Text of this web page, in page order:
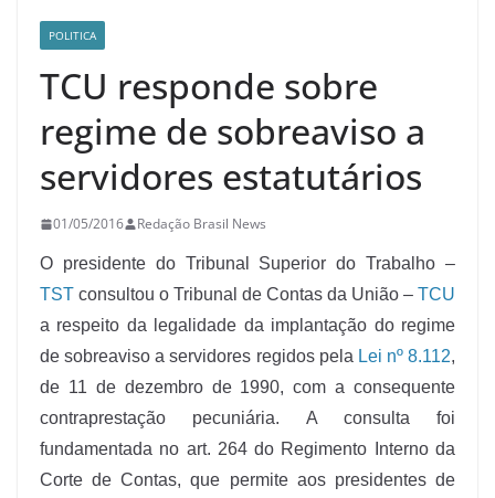
POLITICA
TCU responde sobre
regime de sobreaviso a
servidores estatutários
01/05/2016 Redação Brasil News
O presidente do Tribunal Superior do Trabalho –
TST consultou o Tribunal de Contas da União – TCU
a respeito da legalidade da implantação do regime
de sobreaviso a servidores regidos pela Lei nº 8.112,
de 11 de dezembro de 1990, com a consequente
contraprestação pecuniária. A consulta foi
fundamentada no art. 264 do Regimento Interno da
Corte de Contas, que permite aos presidentes de